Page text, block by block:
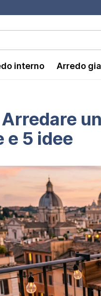
interno Arredo
e 5 idee